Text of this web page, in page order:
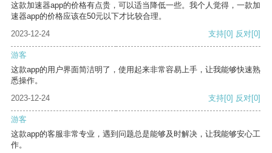
这款加速器app的价格有点贵，可以适当降低一些。我个人觉得，一款加
速器app的价格应该在50元以下才比较合理。
2023-12-24
支持[0] 反对[0]
游客
这款app的用户界面简洁明了，使用起来非常容易上手，让我能够快速熟
悉操作。
2023-12-24
支持[0] 反对[0]
游客
这款app的客服非常专业，遇到问题总是能够及时解决，让我能够安心工
作。